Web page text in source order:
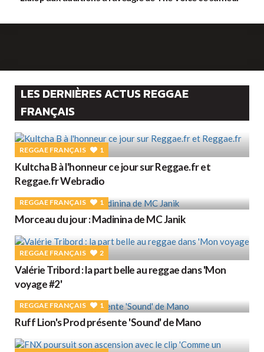
LES DERNIÈRES ACTUS REGGAE
FRANÇAIS
REGGAE FRANÇAIS 1
Kultcha B à l'honneur ce jour sur Reggae.fr et
Reggae.fr Webradio
REGGAE FRANÇAIS 1
Morceau du jour : Madinina de MC Janik
REGGAE FRANÇAIS 2
Valérie Tribord : la part belle au reggae dans 'Mon
voyage #2'
REGGAE FRANÇAIS 1
Ruff Lion's Prod présente 'Sound' de Mano